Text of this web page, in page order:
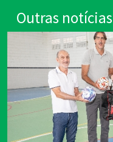
Outras notícias